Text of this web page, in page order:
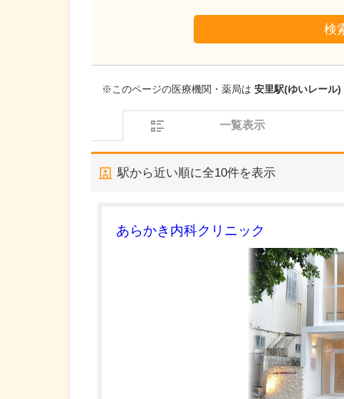
検
※このページの医療機関・薬局は 安里駅(ゆいレール)
一覧表示
駅から近い順に全10件を表示
あらかき内科クリニック